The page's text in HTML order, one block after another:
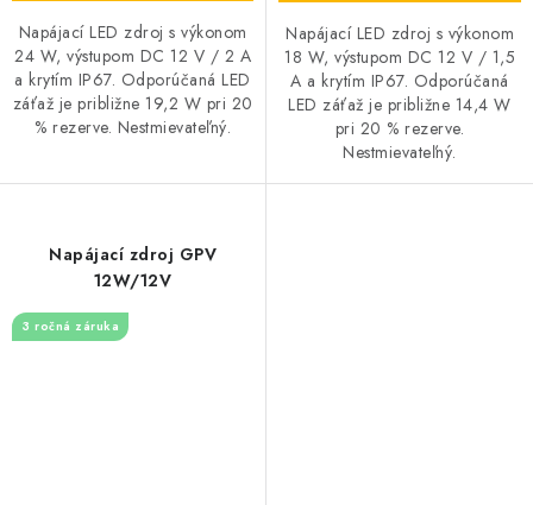
Napájací LED zdroj s výkonom
24 W, výstupom DC 12 V / 2 A
a krytím IP67. Odporúčaná LED
záťaž je približne 19,2 W pri 20
% rezerve. Nestmievateľný.
Napájací LED zdroj s výkonom
18 W, výstupom DC 12 V / 1,5
A a krytím IP67. Odporúčaná
LED záťaž je približne 14,4 W
pri 20 % rezerve.
Nestmievateľný.
Napájací zdroj GPV
12W/12V
3 ročná záruka